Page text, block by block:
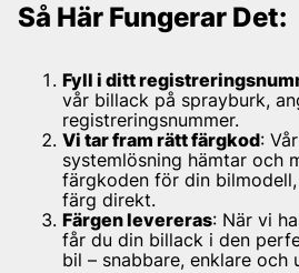
Så Här Fungerar Det:
Fyll i ditt
vår billack på sprayburk,
registreringsnummer.
Vi tar fram rätt färgkod:
systemlösning hämtar och
färgkoden för din
färg direkt.
Färgen levereras: När vi
får du din billack i den
bil – snabbare, enklare och